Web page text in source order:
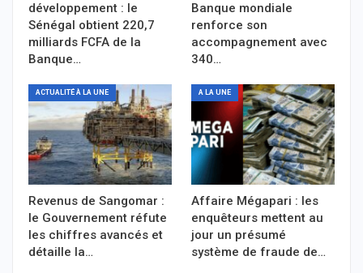
développement : le
Sénégal obtient 220,7
milliards FCFA de la
Banque…
Banque mondiale
renforce son
accompagnement avec
340…
ACTUALITÉ À LA UNE
Revenus de Sangomar :
le Gouvernement réfute
les chiffres avancés et
détaille la…
A LA UNE
Affaire Mégapari : les
enquêteurs mettent au
jour un présumé
système de fraude de…